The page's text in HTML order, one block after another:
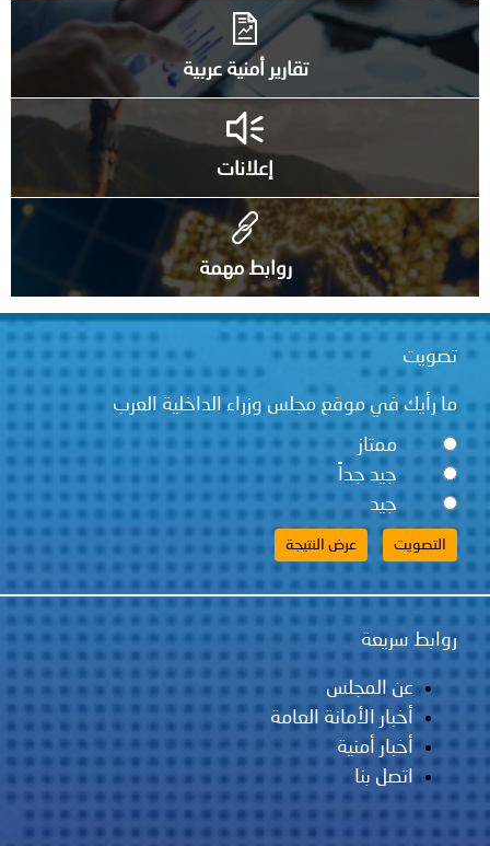
تقارير أمنية عربية
إعلانات
روابط مهمة
تصويت
ما رأيك في موقع مجلس وزراء الداخلية العرب
ممتاز
جيد جداً
جيد
روابط سريعة
عن المجلس
أخبار الأمانة العامة
أخبار أمنية
اتصل بنا